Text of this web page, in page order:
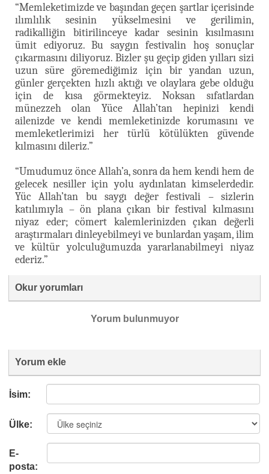
“Memleketimizde ve başından geçen şartlar içerisinde
ılımlılık sesinin yükselmesini ve gerilimin,
radikalliğin bitirilinceye kadar sesinin kısılmasını
ümit ediyoruz. Bu saygın festivalin hoş sonuçlar
çıkarmasını diliyoruz. Bizler şu geçip giden yılları sizi
uzun süre göremediğimiz için bir yandan uzun,
günler gerçekten hızlı aktığı ve olaylara gebe olduğu
için de kısa görmekteyiz. Noksan sıfatlardan
münezzeh olan Yüce Allah’tan hepinizi kendi
ailenizde ve kendi memleketinizde korumasını ve
memleketlerimizi her türlü kötülükten güvende
kılmasını dileriz.”
“Umudumuz önce Allah’a, sonra da hem kendi hem de
gelecek nesiller için yolu aydınlatan kimselerdedir.
Yüc Allah’tan bu saygı değer festivali – sizlerin
katılımıyla – ön plana çıkan bir festival kılmasını
niyaz eder; cömert kalemlerinizden çıkan değerli
araştırmaları dinleyebilmeyi ve bunlardan yaşam, ilim
ve kültür yolculuğumuzda yararlanabilmeyi niyaz
ederiz.”
Okur yorumları
Yorum bulunmuyor
Yorum ekle
İsim:
Ülke:
E-
posta: